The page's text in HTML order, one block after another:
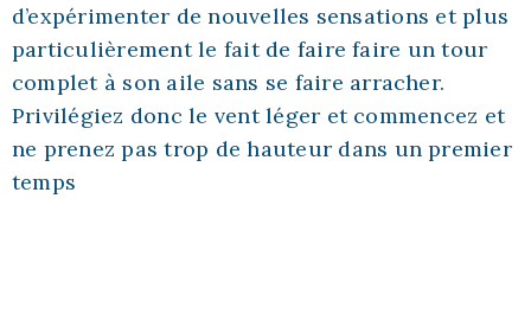
d’expérimenter de nouvelles sensations et plus
particulièrement le fait de faire faire un tour
complet à son aile sans se faire arracher.
Privilégiez donc le vent léger et commencez et
ne prenez pas trop de hauteur dans un premier
temps